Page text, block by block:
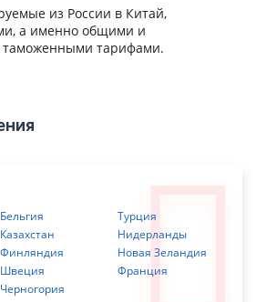
из России в Китай,
а именно общими и
тарифами.
Бельгия
Казахстан
Финляндия
Швеция
Черногория
Турция
Нидерланды
Новая Зеландия
Франция